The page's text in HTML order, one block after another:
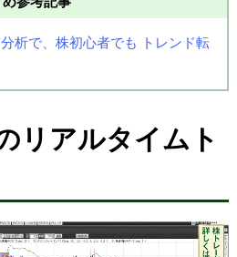
析で、株初心者でも トレンド転
リアルタイムト